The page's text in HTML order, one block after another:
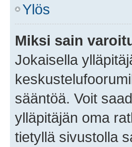
Ylös
Miksi sain
Jokaisella
sääntöä. Voit
ylläpitäjän oma
tietyllä sivustolla